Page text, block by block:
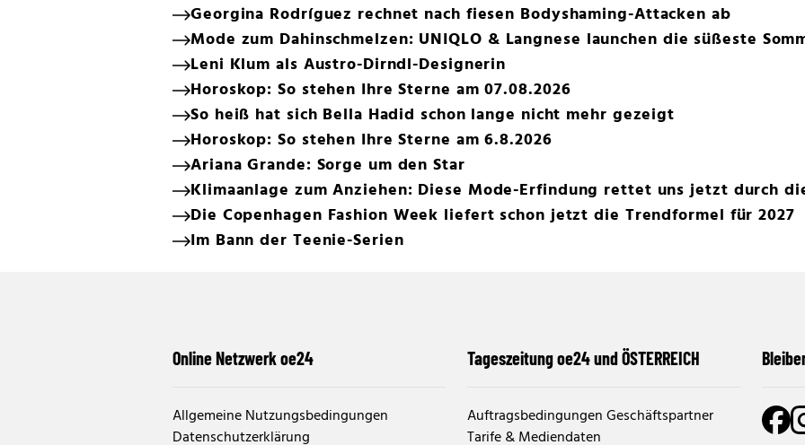
Georgina Rodríguez rechnet nach fiesen Bodyshaming-Attacken ab
Mode zum Dahinschmelzen: UNIQLO & Langnese launchen die süßeste
Leni Klum als Austro-Dirndl-Designerin
Horoskop: So stehen Ihre Sterne am 07.08.2026
So heiß hat sich Bella Hadid schon lange nicht mehr gezeigt
Horoskop: So stehen Ihre Sterne am 6.8.2026
Ariana Grande: Sorge um den Star
Klimaanlage zum Anziehen: Diese Mode-Erfindung rettet uns jetzt durch
Die Copenhagen Fashion Week liefert schon jetzt die Trendformel für 2027
Im Bann der Teenie-Serien
Online Netzwerk oe24
Allgemeine Nutzungsbedingungen
Datenschutzerklärung
Tageszeitung oe24 und ÖSTERREICH
Auftragsbedingungen Geschäftspartner
Tarife & Mediendaten